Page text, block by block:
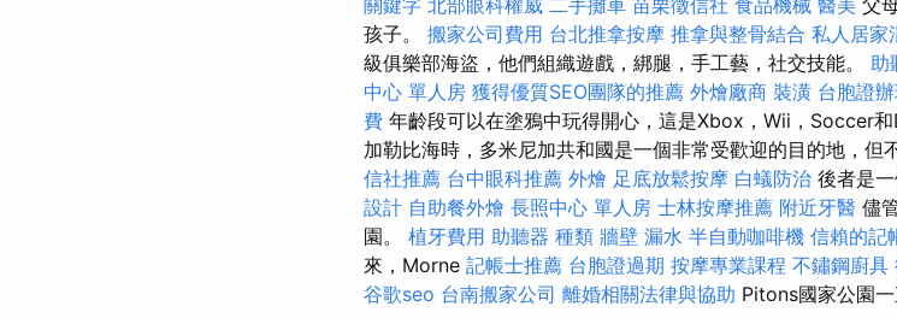
孩子。 搬家公司費用 台北推拿按摩 推拿與整骨結合 私人居家
級俱樂部海盜，他們組織遊戲，綁腿，手工藝，社交技能。 助
中心 單人房 獲得優質SEO團隊的推薦 外燴廠商 裝潢 台胞證
費 年齡段可以在塗鴉中玩得開心，這是Xbox，Wii，Soccer
加勒比海時，多米尼加共和國是一個非常受歡迎的目的地，但
信社推薦 台中眼科推薦 外燴 足底放鬆按摩 白蟻防治 後者是
設計 自助餐外燴 長照中心 單人房 士林按摩推薦 附近牙醫 儘
園。 植牙費用 助聽器 種類 牆壁 漏水 半自動咖啡機 信賴的記
來，Morne 記帳士推薦 台胞證過期 按摩專業課程 不鏽鋼廚具
谷歌seo 台南搬家公司 離婚相關法律與協助 Pitons國家公園